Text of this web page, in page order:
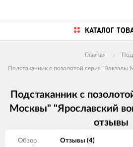
КАТАЛОГ
Главная
Подстаканник с позолотой серия "Вокзалы
Подстаканник с
Москвы" "Ярославский
отзывы
Обзор Отзывы (4)